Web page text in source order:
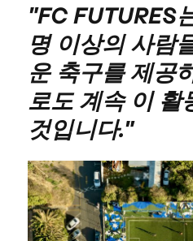
"FC FUTURES
명 이상의 사람
운 축구를 제공
로도 계속 이 활
것입니다."